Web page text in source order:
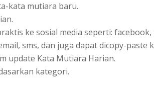
kata mutiara baru.
ke sosial media seperti:
sms, dan juga dapat dicopy-paste
update Kata Mutiara Harian.
kategori.